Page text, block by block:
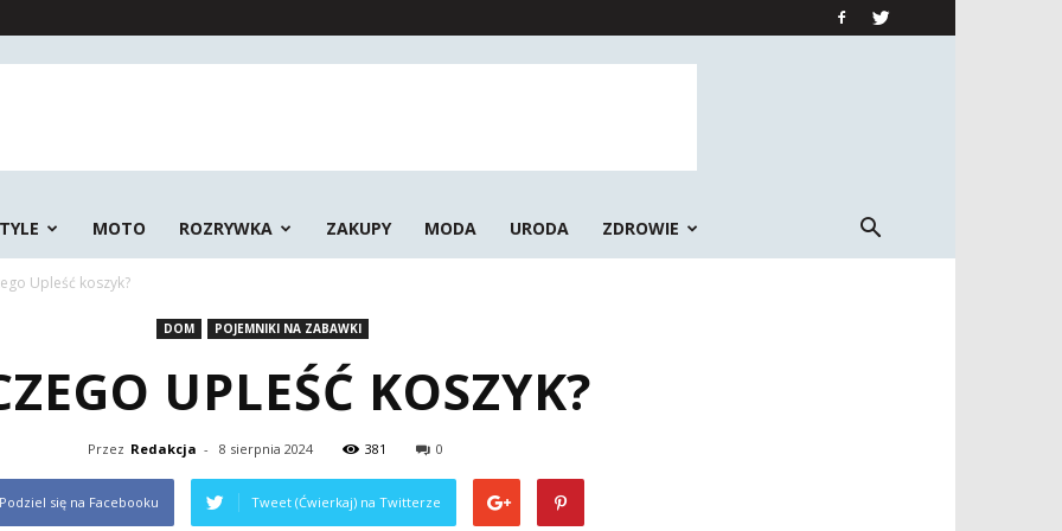
MOTO ROZRYWKA ZAKUPY MODA URODA ZDROWIE
Upleść koszyk?
DOM POJEMNIKI NA ZABAWKI
UPLEŚĆ KOSZYK?
Przez Redakcja - 8 sierpnia 2024 381 0
Podziel się na Facebooku Tweet (Ćwierkaj) na Twitterze